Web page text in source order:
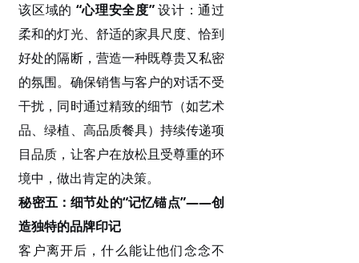
该区域的 “心理安全度”设计：通过
柔和的灯光、舒适的家具尺度、恰到
好处的隔断，营造一种既尊贵又私密
的氛围。确保销售与客户的对话不受
干扰，同时通过精致的细节（如艺术
品、绿植、高品质餐具）持续传递项
目品质，让客户在放松且受尊重的环
境中，做出肯定的决策。
秘密五：细节处的“记忆锚点”——创
造独特的品牌印记
客户离开后，什么能让他们念念不